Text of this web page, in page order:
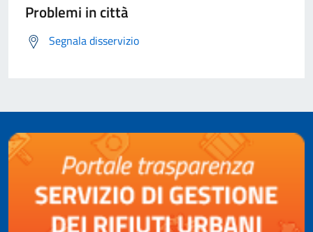
Problemi in città
Segnala disservizio